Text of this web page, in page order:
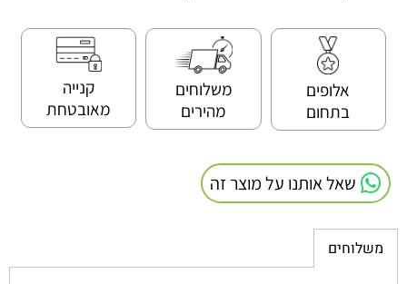
אלופים
בתחום
משלוחים
מהירים
קנייה
מאובטחת
שאל אותנו על מוצר זה
משלוחים